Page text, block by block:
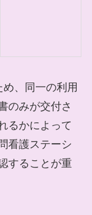
、同一の利用
のみが交付さ
るかによって
看護ステーシ
することが重